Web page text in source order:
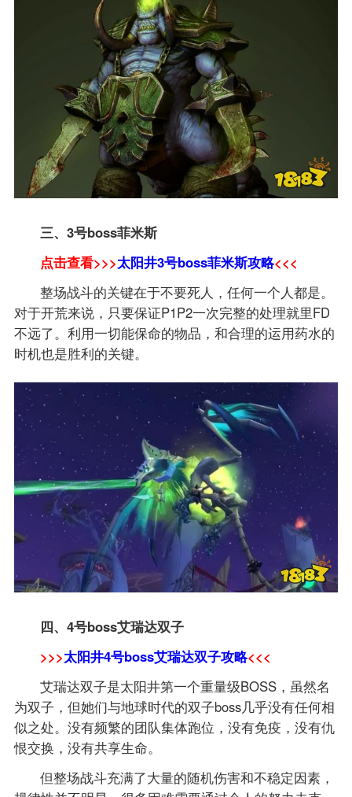
三、3号boss菲米斯
点击查看>>>太阳井3号boss菲米斯攻略<<<
整场战斗的关键在于不要死人，任何一个人都是。
对于开荒来说，只要保证P1P2一次完整的处理就里FD
不远了。利用一切能保命的物品，和合理的运用药水的
时机也是胜利的关键。
四、4号boss艾瑞达双子
>>>太阳井4号boss艾瑞达双子攻略<<<
艾瑞达双子是太阳井第一个重量级BOSS，虽然名
为双子，但她们与地球时代的双子boss几乎没有任何相
似之处。没有频繁的团队集体跑位，没有免疫，没有仇
恨交换，没有共享生命。
但整场战斗充满了大量的随机伤害和不稳定因素，